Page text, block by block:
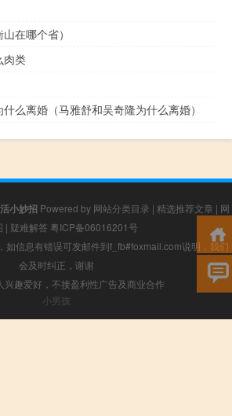
在哪个省）
肉类
么离婚（马雅舒和吴奇隆为什么离婚）
小妙招 Powered by 网站分类目录 | 精选推荐文章 | 网
| 疑难解答 粤ICP备06016201号
如信息有错误可发邮件到f_fb#foxmail.com说明，我们
会及时纠正，谢谢
兴趣爱好，不接盈利性广告及商业合作
小男孩